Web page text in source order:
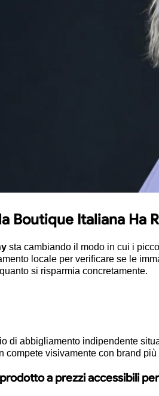
Boutique Italiana Ha
sta cambiando il modo in cui i
locale per verificare se le
si risparmia concretamente.
di abbigliamento indipendente
compete visivamente con brand
a prezzi accessibili